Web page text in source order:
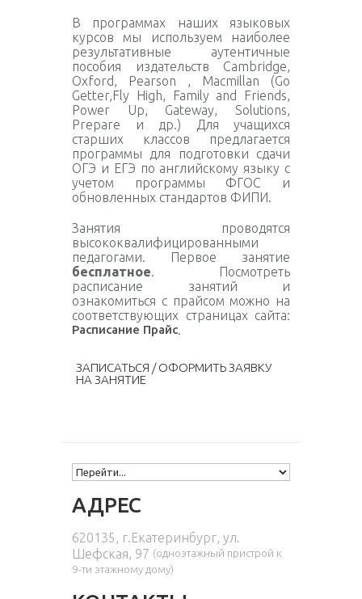
В программах наших языковых
курсов мы используем наиболее
результативные аутентичные
пособия издательств Cambridge,
Oxford, Pearson , Macmillan (Go
Getter,Fly High, Family and Friends,
Power Up, Gateway, Solutions,
Prepare и др.) Для учащихся
старших классов предлагается
программы для подготовки сдачи
ОГЭ и ЕГЭ по английскому языку с
учетом программы ФГОС и
обновленных стандартов ФИПИ.
Занятия проводятся
высококвалифицированными
педагогами. Первое занятие
бесплатное. Посмотреть
расписание занятий и
ознакомиться с прайсом можно на
соответствующих страницах сайта:
Расписание Прайс.
ЗАПИСАТЬСЯ / ОФОРМИТЬ ЗАЯВКУ
НА ЗАНЯТИЕ
АДРЕС
620135, г.Екатеринбург, ул.
Шефская, 97 (одноэтажный пристрой к
9-ти этажному дому)